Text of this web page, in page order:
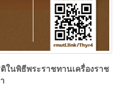
ในพิธีพระราชทานเครื่องราช